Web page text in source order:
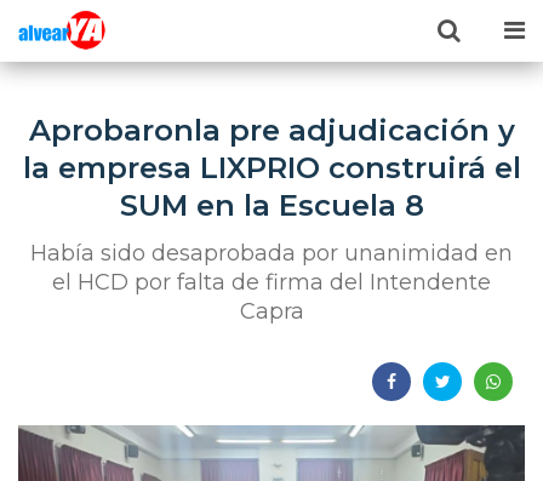
Aprobaronla pre adjudicación y
la empresa LIXPRIO construirá el
SUM en la Escuela 8
Había sido desaprobada por unanimidad en
el HCD por falta de firma del Intendente
Capra